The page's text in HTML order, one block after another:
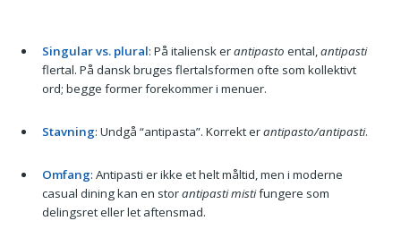
Singular vs. plural: På italiensk erantipasto ental,antipasti
flertal. På dansk bruges flertalsformen ofte som kollektivt
ord; begge former forekommer i menuer.
Stavning: Undgå “antipasta”. Korrekt erantipasto/antipasti.
Omfang: Antipasti er ikke et helt måltid, men i moderne
casual dining kan en storantipasti mistifungere som
delingsret eller let aftensmad.